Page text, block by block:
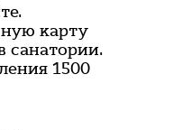
карту
1500